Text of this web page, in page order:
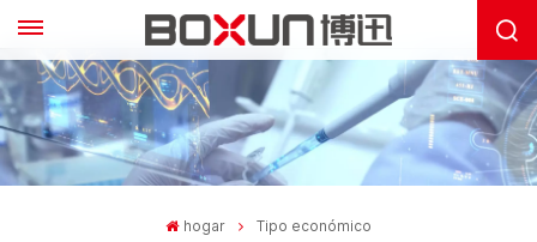
hogar Tipo económico